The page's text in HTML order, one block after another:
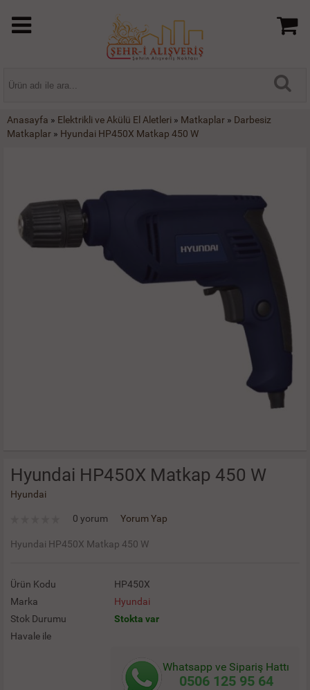
Anasayfa » Elektrikli ve Akülü El Aletleri » Matkaplar » Darbesiz
Matkaplar » Hyundai HP450X Matkap 450 W
Hyundai HP450X Matkap 450 W
Hyundai
0 yorum Yorum Yap
Hyundai HP450X Matkap 450 W
Ürün Kodu
HP450X
Marka
Hyundai
Stok Durumu
Stokta var
Havale ile
Whatsapp ve Sipariş Hattı
0506 125 95 64